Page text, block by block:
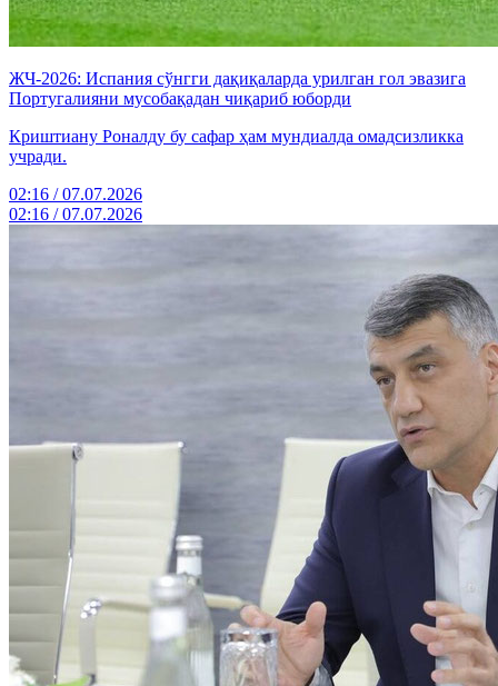
ЖЧ-2026: Испания сўнгги дақиқаларда урилган гол эвазига
Португалияни мусобақадан чиқариб юборди
Криштиану Роналду бу сафар ҳам мундиалда омадсизликка
учради.
02:16 / 07.07.2026
02:16 / 07.07.2026